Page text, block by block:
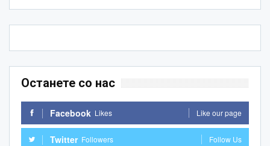
Останете со нас
Facebook Likes Like our page
Twitter Followers Follow Us